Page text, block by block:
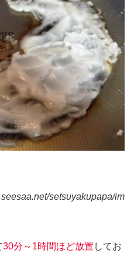
setsuyakupapa/im
30分～1時間ほど放置 してお